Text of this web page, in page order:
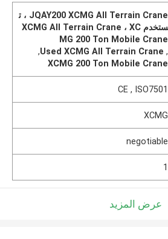
JQAY200 XCMG All Terrain Crane ، ت
ستخدم XCMG All Terrain Crane ، XC
MG 200 Ton Mobile Crane
,
Used XCMG All Terrain Crane
,
XCMG 200 Ton Mobile Crane
CE , ISO7501
XCMG
negotiable
1
عرض المزيد